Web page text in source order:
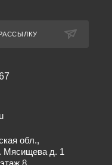
обл.,
Мясищева д. 1
8